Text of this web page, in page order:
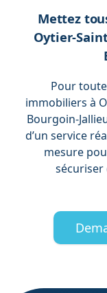
Mettez
Oytier-
Pour
immobiliers à
Bourgoin-
d’un service
mesure
sécuriser